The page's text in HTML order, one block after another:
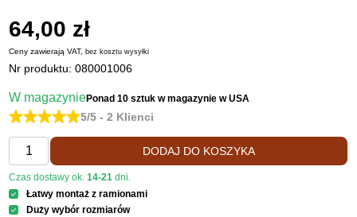
64,00 zł
Ceny zawierają VAT,bez kosztuwysyłki
Nr produktu:080001006
W magazyniePonad 10 sztukw magazynie w USA
5/5 - 2 Klienci
DODAJ DO KOSZYKA
Czas dostawy ok.14-21 dni.
Łatwy montaż z ramionami
Duży wybór rozmiarów